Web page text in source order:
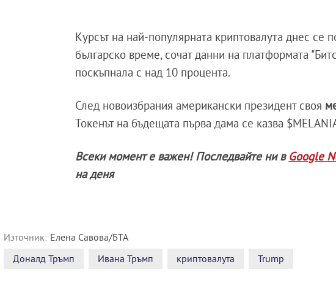
Курсът на най-популярната криптовалута днес
българско време, сочат данни на платформата
поскъпнала с над 10 процента.
След новоизбрания американски президент своя
Токенът на бъдещата първа дама се казва
Всеки момент е важен! Последвайте ни в Google
на деня
Източник: Елена Савова/БТА
Доналд Тръмп
Ивана Тръмп криптовалута Trump